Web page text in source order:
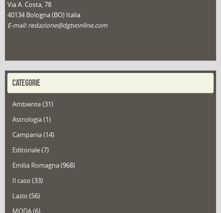
Via A. Costa, 78
40134 Bologna (BO) Italia
E-mail: redazione@dgtvonline.com
CATEGORIE
Ambiente(31)
Astrologia(1)
Campania(14)
Editoriale(7)
Emilia Romagna(968)
Il caso (33)
Lazio (56)